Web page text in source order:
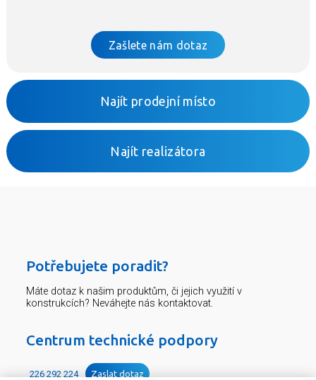
Zašlete nám dotaz
Najít prodejní místo
Najít realizátora
Potřebujete poradit?
Máte dotaz k našim produktům, či jejich využití v
konstrukcích? Neváhejte nás kontaktovat.
Centrum technické podpory
226 292 224 Zaslat dotaz